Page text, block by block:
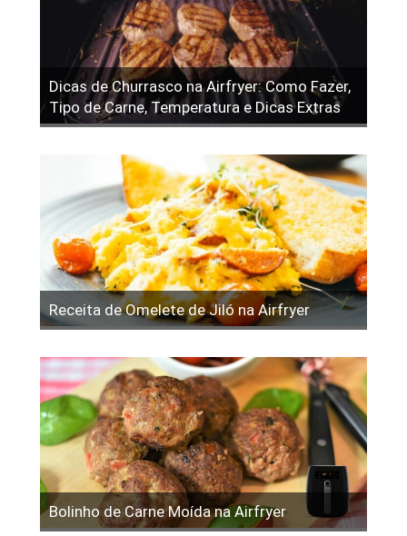
Dicas de Churrasco na Airfryer: Como Fazer,
Tipo de Carne, Temperatura e Dicas Extras
Receita de Omelete de Jiló na Airfryer
Bolinho de Carne Moída na Airfryer